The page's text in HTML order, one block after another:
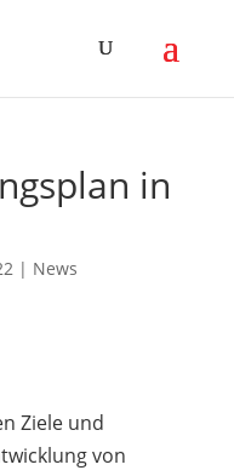
in
| News
Ziele und
von